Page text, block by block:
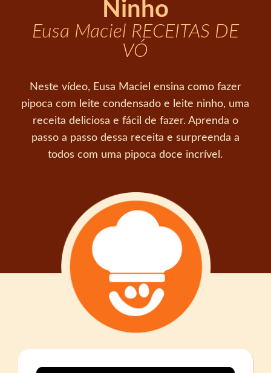
Ninho
Eusa Maciel RECEITAS DE
VÓ
Neste vídeo, Eusa Maciel ensina como fazer
pipoca com leite condensado e leite ninho, uma
receita deliciosa e fácil de fazer. Aprenda o
passo a passo dessa receita e surpreenda a
todos com uma pipoca doce incrível.